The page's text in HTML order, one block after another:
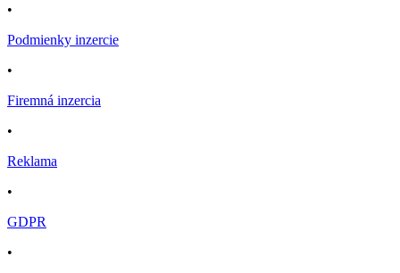
•
Podmienky inzercie
•
Firemná inzercia
•
Reklama
•
GDPR
•